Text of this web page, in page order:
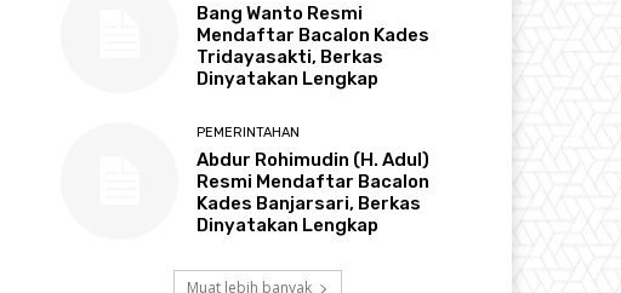
Bang Wanto Resmi
Mendaftar Bacalon Kades
Tridayasakti, Berkas
Dinyatakan Lengkap
PEMERINTAHAN
Abdur Rohimudin (H. Adul)
Resmi Mendaftar Bacalon
Kades Banjarsari, Berkas
Dinyatakan Lengkap
Muat lebih banyak